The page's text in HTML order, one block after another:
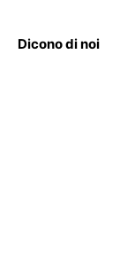
Dicono di noi